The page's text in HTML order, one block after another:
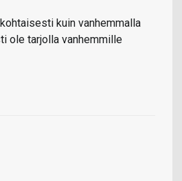
kuin vanhemmalla
ole tarjolla vanhemmille